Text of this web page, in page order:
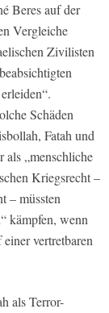
Beres auf der
Vergleiche
Zivilisten
Schäden
Fatah und
als „menschliche
Kriegsrecht –
– müssten
kämpfen, wenn
vertretbaren
als Terror-